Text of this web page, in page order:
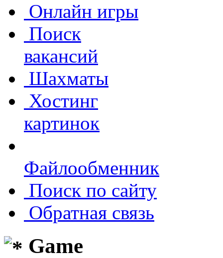
Онлайн игры
Поиск
вакансий
Шахматы
Хостинг
картинок
Файлообменник
Поиск по сайту
Обратная связь
Game